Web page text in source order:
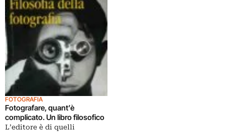
FOTOGRAFIA
Fotografare, quant’è
complicato. Un libro filosofico
L’editore è di quelli